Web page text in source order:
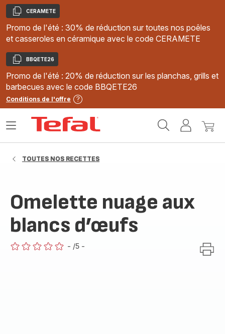
Copier
CERAMETE
Promo de l'été : 30% de réduction sur toutes nos poêles
et casseroles en céramique avec le code CERAMETE
Copier
BBQETE26
Promo de l'été : 20% de réduction sur les planchas, grills et
barbecues avec le code BBQETE26
Conditions de l'offre
MonMon
Ouvrir
TOUTES NOS RECETTES
Omelette nuage aux
blancs d’œufs
- /5 -